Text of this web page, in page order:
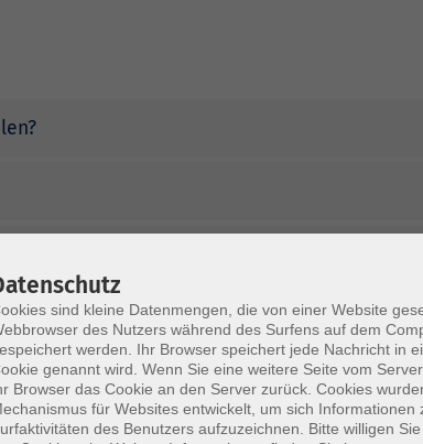
falls ein Kurs ausfällt?
erhalten?
sind kleine Datenmengen, die von einer Website
des Nutzers während des Surfens auf dem
werden. Ihr Browser speichert jede Nachricht in
genannt wird. Wenn Sie eine weitere Seite vom
Browser das Cookie an den Server zurück. Cookies
für Websites entwickelt, um sich Informationen
des Benutzers aufzuzeichnen. Bitte willigen